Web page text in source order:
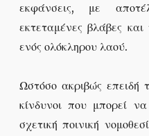
εκφάνσεις, με
εκτεταμένες βλάβες
ενός ολόκληρου λαού.
Ωστόσο ακριβώς επειδή
κίνδυνοι που μπορεί
σχετική ποινική